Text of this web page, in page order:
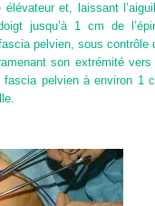
et, laissant
jusqu’à 1 cm de
pelvien, sous contrôle
son extrémité vers
fascia pelvien à environ 1